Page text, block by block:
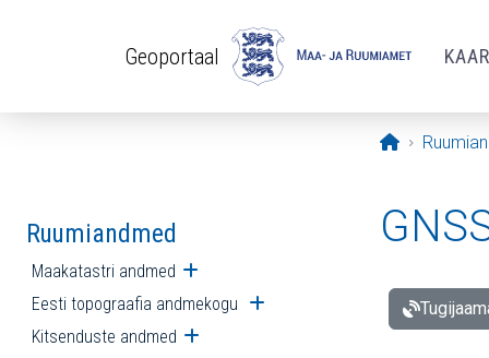
Geoportaal
Avaleht
Ruumiandmed
Maakatastri andmed Ava alammenüü
Eesti topograafia andmekogu Ava alammenüü
Kitsenduste andmed Ava alammenüü